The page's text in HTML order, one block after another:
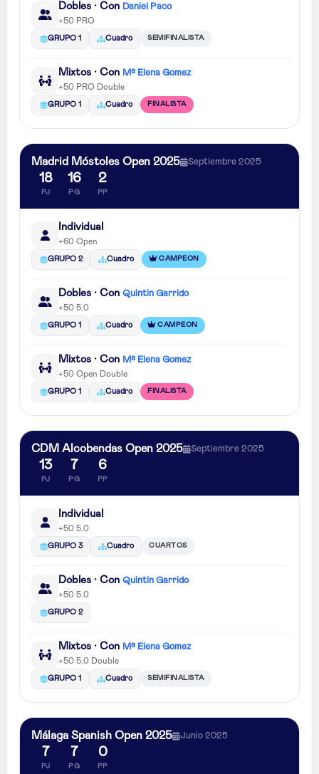
Dobles · Con Daniel Paco
+50 PRO
GRUPO 1 Cuadro SEMIFINALISTA
Mixtos · Con Mª Elena Gomez
+50 PRO Double
GRUPO 1 Cuadro FINALISTA
Madrid Móstoles Open 2025 Septiembre 2025
18
PJ
16
PG
2
PP
Individual
+60 Open
GRUPO 2 Cuadro CAMPEON
Dobles · Con Quintin Garrido
+50 5.0
GRUPO 1 Cuadro CAMPEON
Mixtos · Con Mª Elena Gomez
+50 Open Double
GRUPO 1 Cuadro FINALISTA
CDM Alcobendas Open 2025 Septiembre 2025
13
PJ
7
PG
6
PP
Individual
+50 5.0
GRUPO 3 Cuadro CUARTOS
Dobles · Con Quintin Garrido
+50 5.0
GRUPO 2
Mixtos · Con Mª Elena Gomez
+50 5.0 Double
GRUPO 1 Cuadro SEMIFINALISTA
Málaga Spanish Open 2025 Junio 2025
7
PJ
7
PG
0
PP